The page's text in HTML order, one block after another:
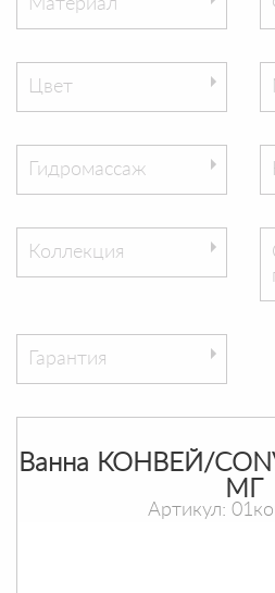
Материал
Цвет
Гидромассаж
Коллекция
Гарантия
Ванна КОНВЕЙ/
МГ
Артикул: